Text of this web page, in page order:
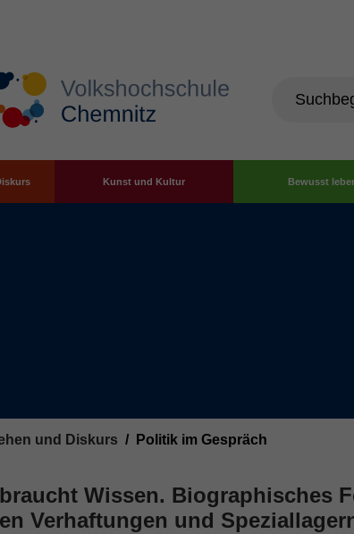
Kunst und Kultur Bewusst
und Diskurs Politik im Gespräch
Wissen. Biographisches
Verhaftungen und